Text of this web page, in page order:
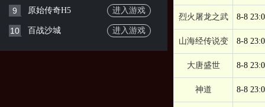
9 原始传奇H5 进入游戏
10 百战沙城 进入游戏
烈火屠龙之武 8-8
山海经传说变 8-8
大唐盛世 8-8
神道 8-8